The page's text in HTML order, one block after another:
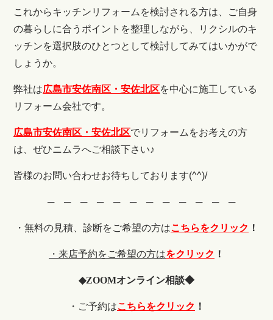
これからキッチンリフォームを検討される方は、ご自身
の暮らしに合うポイントを整理しながら、リクシルのキ
ッチンを選択肢のひとつとして検討してみてはいかがで
しょうか。
弊社は広島市安佐南区・安佐北区を中心に施工している
リフォーム会社です。
広島市安佐南区・安佐北区でリフォームをお考えの方
は、ぜひニムラへご相談下さい♪
皆様のお問い合わせお待ちしております(^^)/
─ ─ ─ ─ ─ ─ ─ ─ ─ ─ ─ ─
・無料の見積、診断をご希望の方はこちらをクリック ！
・来店予約をご希望の方はをクリック ！
◆ZOOMオンライン相談◆
・ご予約はこちらをクリック ！